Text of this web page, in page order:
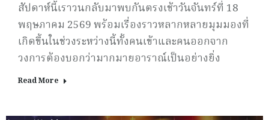
สัปดาห์นี้เราวนกลับมาพบกันตรงเช้าวันจันทร์ที่ 18
พฤษภาคม 2569 พร้อมเรื่องราวหลากหลายมุมมองที่
เกิดขึ้นในช่วงระหว่างนี้ทั้งคนเข้าและคนออกจาก
วงการต้องบอกว่ามากมายอาราณ์เป็นอย่างยิ่ง
Read More